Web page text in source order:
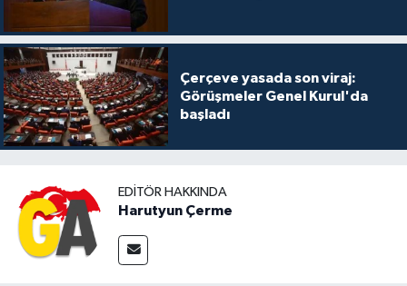
Çerçeve yasada son viraj:
Görüşmeler Genel Kurul'da
başladı
EDITÖR HAKKINDA
Harutyun Çerme